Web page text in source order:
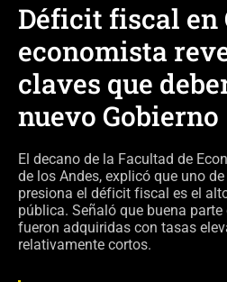
Déficit fiscal en
economista
claves que
nuevo Gobierno
El decano de la Facultad de
de los Andes, explicó que uno
presiona el déficit fiscal es el
pública. Señaló que buena
fueron adquiridas con tasas
relativamente cortos.